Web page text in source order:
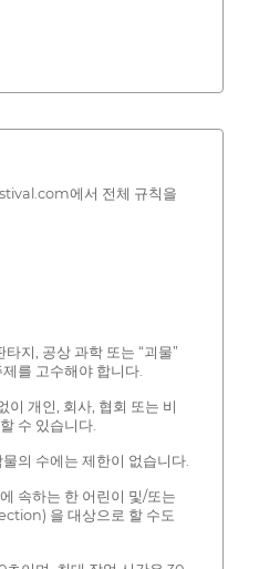
에서 전체 규칙을
지, 공상 과학 또는 “괴물”
를 고수해야 합니다.
이 개인, 회사, 협회 또는 비
수 있습니다.
의 수에는 제한이 없습니다.
속하는 한 어린이 및/또는
을 대상으로 할 수도